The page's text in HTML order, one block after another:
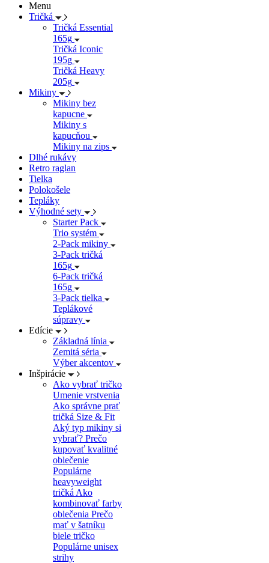
Menu
Tričká
Tričká Essential
165g
Tričká Iconic
195g
Tričká Heavy
205g
Mikiny
Mikiny bez
kapucne
Mikiny s
kapucňou
Mikiny na zips
Dlhé rukávy
Retro raglan
Tielka
Polokošele
Tepláky
Výhodné sety
Starter Pack
Trio systém
2-Pack mikiny
3-Pack tričká
165g
6-Pack tričká
165g
3-Pack tielka
Teplákové
súpravy
Edície
Základná línia
Zemitá séria
Výber akcentov
Inšpirácie
Ako vybrať tričko
Umenie vrstvenia
Ako správne prať
tričká Size & Fit
Aký typ mikiny si
vybrať? Prečo
kupovať kvalitné
oblečenie
Populárne
heavyweight
tričká Ako
kombinovať farby
oblečenia Prečo
mať v šatníku
biele tričko
Populárne unisex
strihy